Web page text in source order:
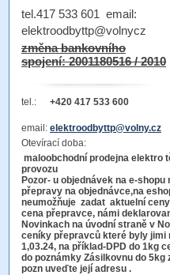
tel.417 533 601 email:
elektroodbyttp@volnycz
změna bankovního
spojení: 2001180516 / 2010
tel.: +420 417 533 600
email: elektroodbyttp@volny.cz
Otevírací doba:
maloobchodní prodejna elektro
Pozor- u objednávek na e-shopu
přepravy na objednávce,na
neumožňuje zadat aktuelní
cena přepravce, námi
Novinkach na úvodní straně v
ceníky přepravců které byly jimi
1,03.24, na příklad-DPD do 1kg
do poznámky Zásilkovnu do 5kg
pozn uveďte její adresu .